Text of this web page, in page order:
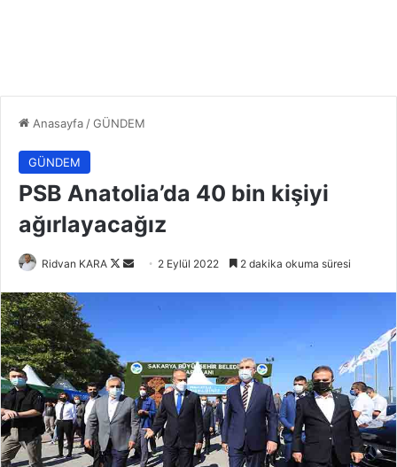
Anasayfa /GÜNDEM
GÜNDEM
PSB Anatolia’da 40 bin kişiyi
ağırlayacağız
Ridvan KARA
Follow
Bir
2 Eylül 2022 2 dakika okuma süresi